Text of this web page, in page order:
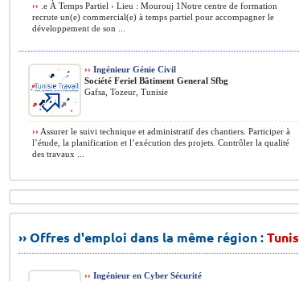
›› .e À Temps Partiel › Lieu : Mourouj 1Notre centre de formation
recrute un(e) commercial(e) à temps partiel pour accompagner le
développement de son ...
›› Ingénieur Génie Civil
Société Feriel Bâtiment General Sfbg
Gafsa, Tozeur, Tunisie
›› Assurer le suivi technique et administratif des chantiers. Participer à
l’étude, la planification et l’exécution des projets. Contrôler la qualité
des travaux ...
›› Offres d'emploi dans la même région :Tunis
›› Ingénieur en Cyber Sécurité